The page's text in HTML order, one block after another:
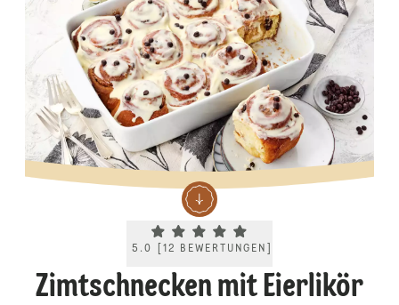
Current rating 5.0. Click to rate.
5.0 12 BEWERTUNGEN
Zimtschnecken mit Eierlikör